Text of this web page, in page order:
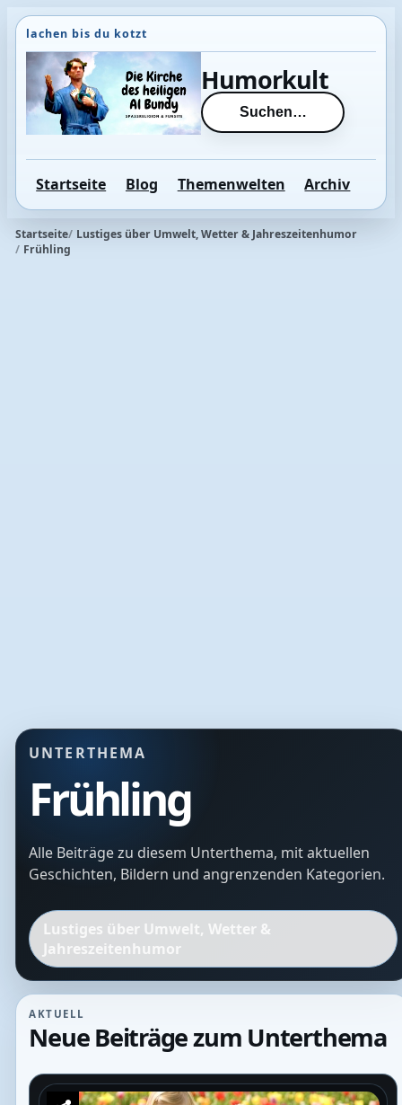
Direkt
zum
Inhalt
wechseln
Humorkult
Suchen…
Startseite Blog Themenwelten Archiv
Startseite
Lustiges über Umwelt, Wetter & Jahreszeitenhumor
Frühling
UNTERTHEMA
Frühling
Alle Beiträge zu diesem Unterthema, mit aktuellen
Geschichten, Bildern und angrenzenden Kategorien.
Lustiges über Umwelt, Wetter &
Jahreszeitenhumor
AKTUELL
Neue Beiträge zum Unterthema